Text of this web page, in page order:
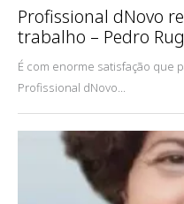
Profissional dNovo
trabalho – Pedro
É com enorme satisfação que
Profissional dNovo...